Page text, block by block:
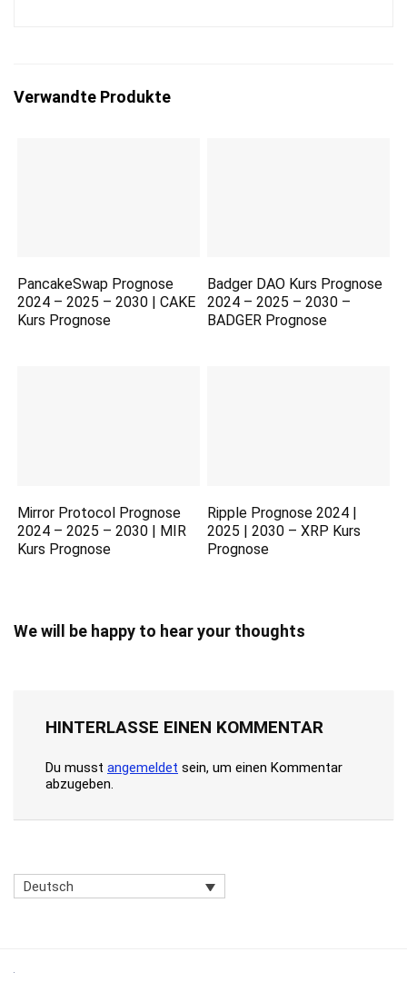
Verwandte Produkte
PancakeSwap Prognose
2024 – 2025 – 2030 | CAKE
Kurs Prognose
Badger DAO Kurs Prognose
2024 – 2025 – 2030 –
BADGER Prognose
Mirror Protocol Prognose
2024 – 2025 – 2030 | MIR
Kurs Prognose
Ripple Prognose 2024 |
2025 | 2030 – XRP Kurs
Prognose
We will be happy to hear your thoughts
HINTERLASSE EINEN KOMMENTAR
Du musst angemeldet sein, um einen Kommentar
abzugeben.
Deutsch